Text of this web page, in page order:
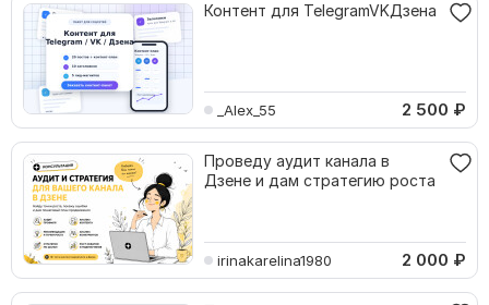
Контент для TelegramVKДзена
_Alex_55 2 500 ₽
Проведу аудит канала в
Дзене и дам стратегию роста
irinakarelina1980 2 000 ₽